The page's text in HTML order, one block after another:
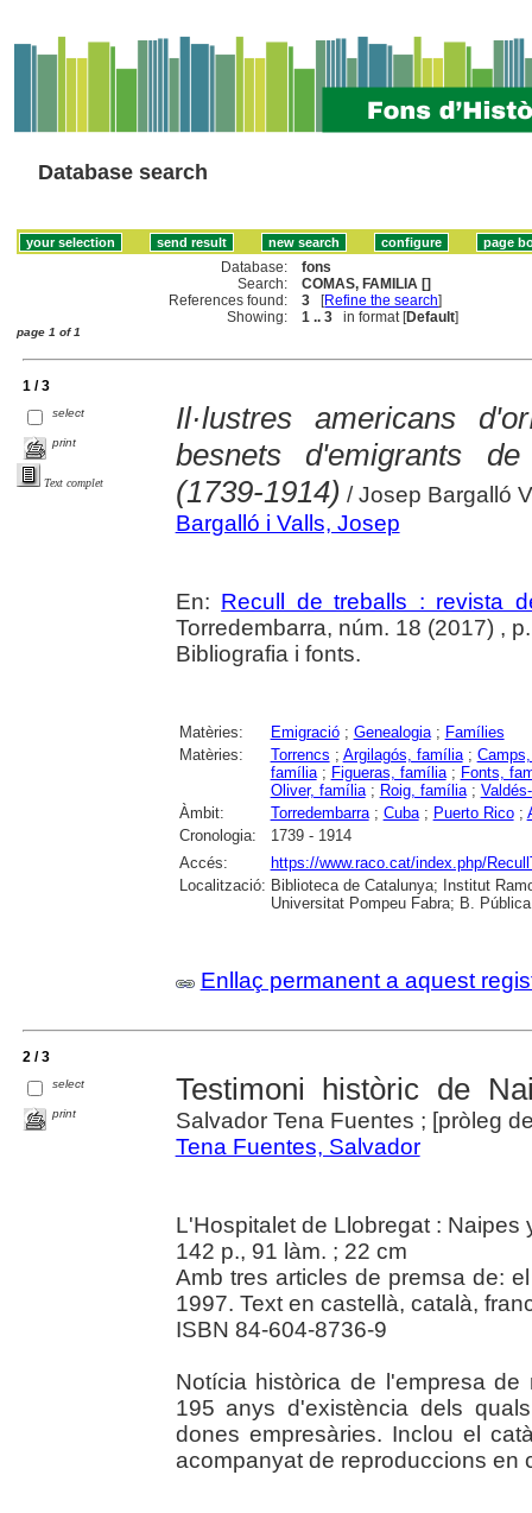
Database search
Database:
fons
Search:
COMAS, FAMILIA []
References found:
3 [Refine the search]
Showing:
1 .. 3 in format [Default]
page 1 of 1
1 / 3
select
print
Text complet
Il·lustres americans
besnets d'emigrants
(1739-1914) / Josep Bargalló
Bargalló i Valls, Josep
En: Recull de treballs : revista
Torredembarra, núm. 18 (2017) ,
Bibliografia i fonts.
Matèries: Emigració; Genealogia; Famílies
Matèries:
Torrencs ; Argilagós, família;
família; Figueras, família; Fonts,
Oliver, família; Roig, família;
Àmbit:
Torredembarra; Cuba; Puerto Rico;
Cronologia:
1739 - 1914
Accés:
https://www.raco.cat/index.php/
Localització: Biblioteca de Catalunya; Institut
Universitat Pompeu Fabra; B.
Enllaç permanent a aquest
2 / 3
select
print
Testimoni històric de
Salvador Tena Fuentes ; [pròleg
Tena Fuentes, Salvador
L'Hospitalet de Llobregat :
142 p., 91 làm. ; 22 cm
Amb tres articles de premsa de:
1997. Text en castellà, català,
ISBN 84-604-8736-9
Notícia històrica de l'empresa
195 anys d'existència dels
dones empresàries. Inclou el
acompanyat de reproduccions en